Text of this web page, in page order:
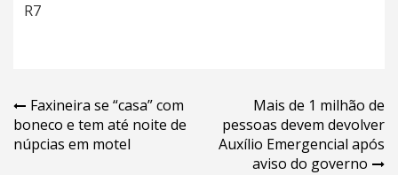
R7
Navegação
de
Faxineira se “casa” com
boneco e tem até noite de
núpcias em motel
Mais de 1 milhão de
pessoas devem devolver
Auxílio Emergencial após
aviso do governo